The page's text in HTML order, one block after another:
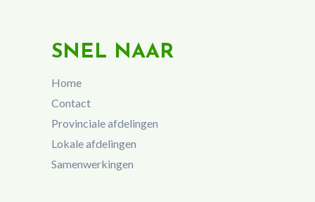
SNEL NAAR
Home
Contact
Provinciale afdelingen
Lokale afdelingen
Samenwerkingen